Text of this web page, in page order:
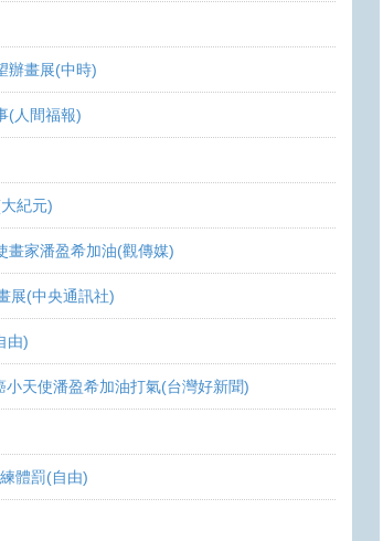
辦畫展(中時)
(人間福報)
紀元)
畫家潘盈希加油(觀傳媒)
展(中央通訊社)
由)
天使潘盈希加油打氣(台灣好新聞)
體罰(自由)